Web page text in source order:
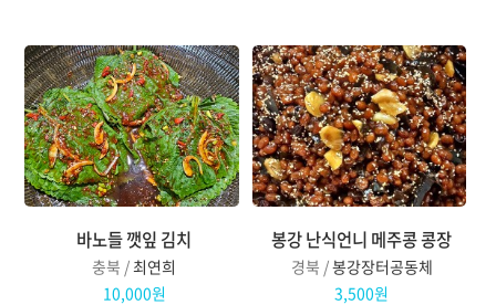
바노들 깻잎 김치
충북 /최연희
10,000원
봉강 난식언니 메주콩 콩장
경북 /봉강장터공동체
3,500원